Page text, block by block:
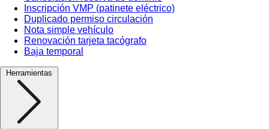
Inscripción VMP (patinete eléctrico)
Duplicado permiso circulación
Nota simple vehículo
Renovación tarjeta tacógrafo
Baja temporal
Herramientas